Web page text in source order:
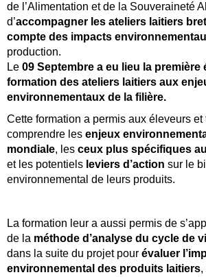
de l’Alimentation et de la Souveraineté
d’accompagner les ateliers laitiers
compte des impacts
production.
Le 09 Septembre a eu lieu la première
formation des ateliers laitiers aux
environnementaux de la filière.
Cette formation a permis aux éleveurs et
comprendre les enjeux
mondiale, les ceux plus spécifiques
et les potentiels leviers d’action sur le
environnemental de leurs produits.
La formation leur a aussi permis de
de la méthode d’analyse du cycle de
dans la suite du projet pour évaluer
environnemental des produits laitiers,